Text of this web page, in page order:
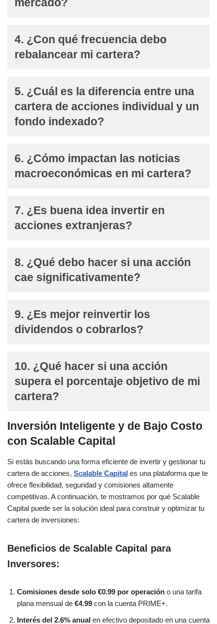
mercado?
4. ¿Con qué frecuencia debo
rebalancear mi cartera?
5. ¿Cuál es la diferencia entre una
cartera de acciones individual y un
fondo indexado?
6. ¿Cómo impactan las noticias
macroeconómicas en mi cartera?
7. ¿Es buena idea invertir en
acciones extranjeras?
8. ¿Qué debo hacer si una acción
cae significativamente?
9. ¿Es mejor reinvertir los
dividendos o cobrarlos?
10. ¿Qué hacer si una acción
supera el porcentaje objetivo de mi
cartera?
Inversión Inteligente y de Bajo Costo
con Scalable Capital
Si estás buscando una forma eficiente de invertir y gestionar tu
cartera de acciones, Scalable Capital es una plataforma que te
ofrece flexibilidad, seguridad y comisiones altamente
competitivas. A continuación, te mostramos por qué Scalable
Capital puede ser la solución ideal para construir y optimizar tu
cartera de inversiones:
Beneficios de Scalable Capital para
Inversores:
Comisiones desde solo €0.99 por operación o una tarifa
plana mensual de €4.99 con la cuenta PRIME+.
Interés del 2.6% anual en efectivo depositado en una cuenta